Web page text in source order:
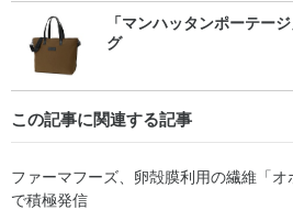
「マンハッタンポーテー
グ
この記事に関連する記事
ファーマフーズ、卵殻膜利用の繊維「
で積極発信